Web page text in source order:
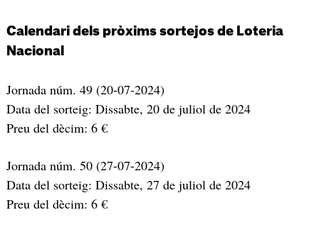
Calendari dels pròxims sortejos de Loteria
Nacional
Jornada núm. 49 (20-07-2024)
Data del sorteig: Dissabte, 20 de juliol de 2024
Preu del dècim: 6 €
Jornada núm. 50 (27-07-2024)
Data del sorteig: Dissabte, 27 de juliol de 2024
Preu del dècim: 6 €